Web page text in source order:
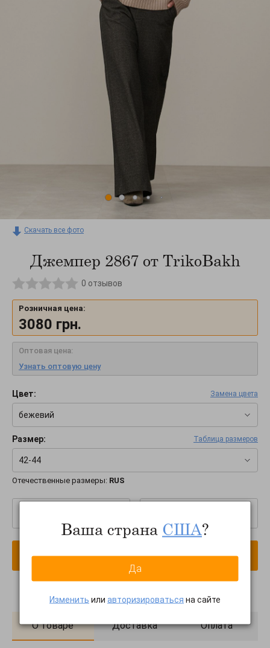
Скачать все фото
Джемпер 2867 от TrikoBakh
0 отзывов
Розничная цена:
3080 грн.
Оптовая цена:
Узнать оптовую цену
Цвет: Замена цвета
бежевий
Размер: Таблица размеров
42-44
Отечественные размеры: RUS
В корзину
О товаре Доставка Оплата
Ваша страна США?
Да
Изменить или авторизироваться на сайте